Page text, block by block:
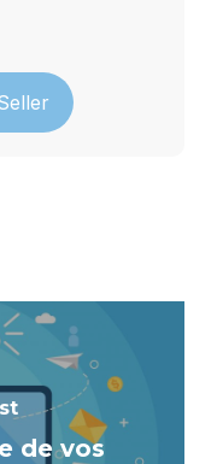
de vos